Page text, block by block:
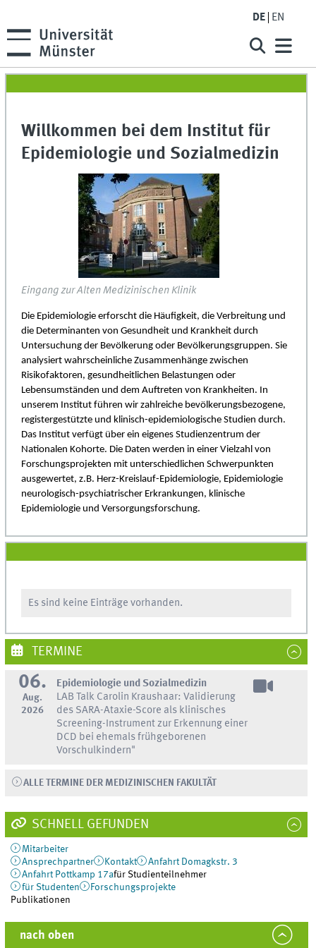
DE EN
Willkommen bei dem Institut für
Epidemiologie und Sozialmedizin
Eingang zur Alten Medizinischen Klinik
Die Epidemiologie erforscht die Häufigkeit, die Verbreitung und
die Determinanten von Gesundheit und Krankheit durch
Untersuchung der Bevölkerung oder Bevölkerungsgruppen. Sie
analysiert wahrscheinliche Zusammenhänge zwischen
Risikofaktoren, gesundheitlichen Belastungen oder
Lebensumständen und dem Auftreten von Krankheiten. In
unserem Institut führen wir zahlreiche bevölkerungsbezogene,
registergestützte und klinisch-epidemiologische Studien durch.
Das Institut verfügt über ein eigenes Studienzentrum der
Nationalen Kohorte. Die Daten werden in einer Vielzahl von
Forschungsprojekten mit unterschiedlichen Schwerpunkten
ausgewertet, z.B. Herz-Kreislauf-Epidemiologie, Epidemiologie
neurologisch-psychiatrischer Erkrankungen, klinische
Epidemiologie und Versorgungsforschung.
Es sind keine Einträge vorhanden.
TERMINE
06.
Aug.
2026
Epidemiologie und Sozialmedizin
LAB Talk Carolin Kraushaar: Validierung
des SARA-Ataxie-Score als klinisches
Screening-Instrument zur Erkennung einer
DCD bei ehemals frühgeborenen
Vorschulkindern"
ALLE TERMINE DER MEDIZINISCHEN FAKULTÄT
SCHNELL GEFUNDEN
Mitarbeiter
Ansprechpartner
Kontakt
Anfahrt Domagkstr. 3
Anfahrt Pottkamp 17afür Studienteilnehmer
für Studenten
Forschungsprojekte
Publikationen
nach oben